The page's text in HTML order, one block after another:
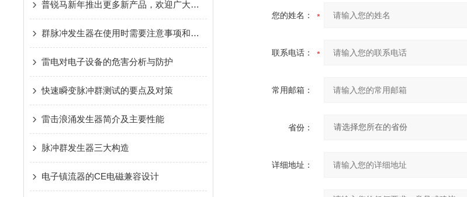
普锐马新年推出更多新产品，欢迎广大客户参观
群脉冲发生器在使用时需要注意事项和预防措施
雷电对电子设备的危害分析与防护
快速瞬变脉冲群测试的要点及对策
雷击浪涌发生器简介及主要性能
脉冲群发生器三大构造
电子镇流器的CE电磁兼容设计
您的姓名：
联系电话：
常用邮箱：
省份：
详细地址：